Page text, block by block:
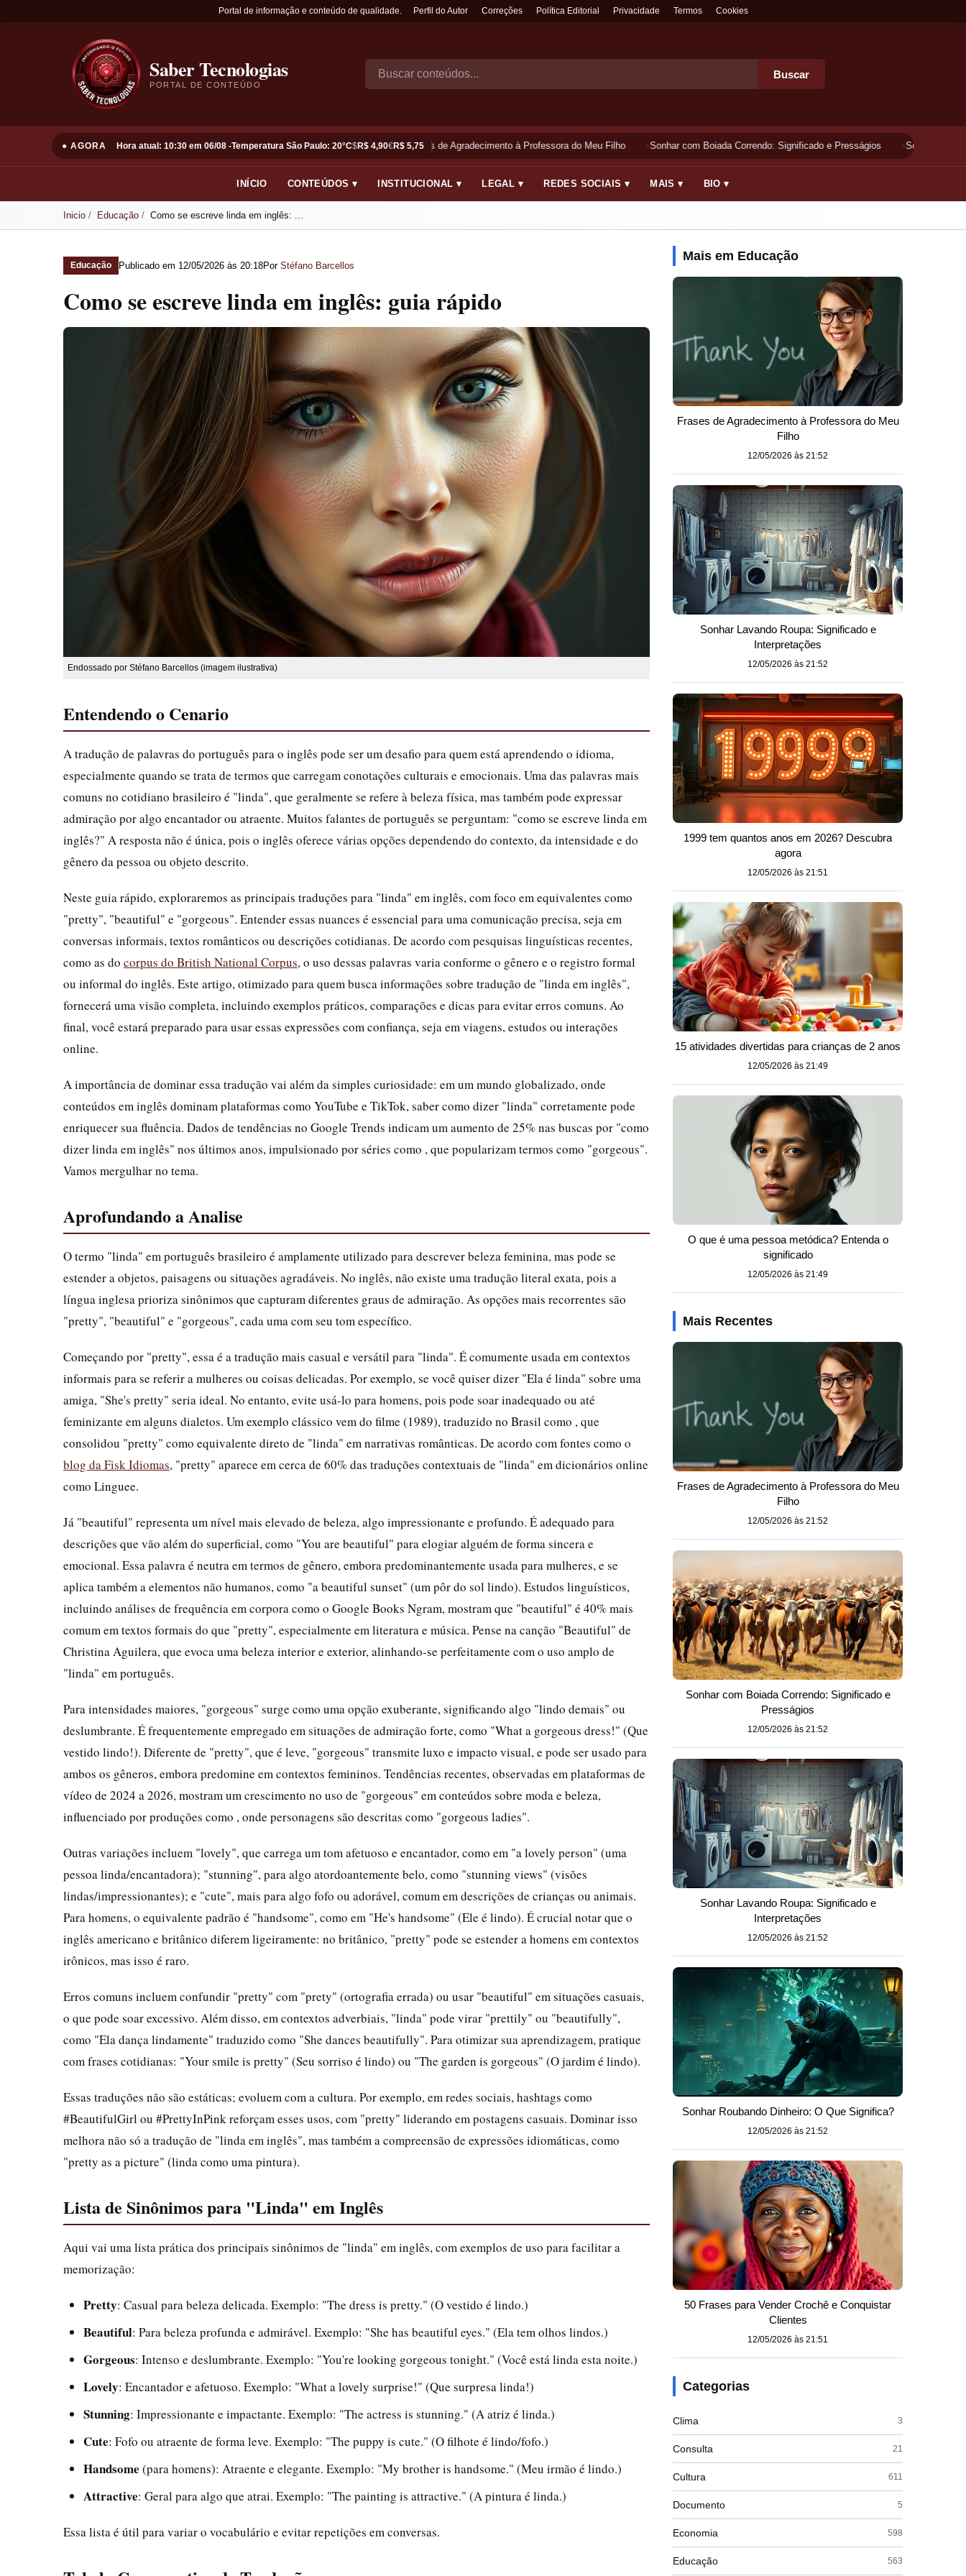
Portal de informação e conteúdo de qualidade. Perfil do Autor Correções Política Editorial Privacidade Termos Cookies
Saber Tecnologias
PORTAL DE CONTEÚDO
Buscar
● AGORA Hora atual: 10:30 em 06/08 -Temperatura São Paulo: 20°C$R$ 4,90€R$ 5,75
Frases de Agradecimento à Professora do Meu Filho Sonhar com Boiada Correndo: Significado e Presságios Sonhar
INÍCIO CONTEÚDOS ▾ INSTITUCIONAL ▾ LEGAL ▾ REDES SOCIAIS ▾ MAIS ▾ BIO ▾
Inicio Educação Como se escreve linda em inglês: ...
Educação Publicado em 12/05/2026 às 20:18Por Stéfano Barcellos
Como se escreve linda em inglês: guia rápido
Endossado por Stéfano Barcellos (imagem ilustrativa)
Entendendo o Cenario
A tradução de palavras do português para o inglês pode ser um desafio para quem está aprendendo o idioma,
especialmente quando se trata de termos que carregam conotações culturais e emocionais. Uma das palavras mais
comuns no cotidiano brasileiro é "linda", que geralmente se refere à beleza física, mas também pode expressar
admiração por algo encantador ou atraente. Muitos falantes de português se perguntam: "como se escreve linda em
inglês?" A resposta não é única, pois o inglês oferece várias opções dependendo do contexto, da intensidade e do
gênero da pessoa ou objeto descrito.
Neste guia rápido, exploraremos as principais traduções para "linda" em inglês, com foco em equivalentes como
"pretty", "beautiful" e "gorgeous". Entender essas nuances é essencial para uma comunicação precisa, seja em
conversas informais, textos românticos ou descrições cotidianas. De acordo com pesquisas linguísticas recentes,
como as do corpus do British National Corpus, o uso dessas palavras varia conforme o gênero e o registro formal
ou informal do inglês. Este artigo, otimizado para quem busca informações sobre tradução de "linda em inglês",
fornecerá uma visão completa, incluindo exemplos práticos, comparações e dicas para evitar erros comuns. Ao
final, você estará preparado para usar essas expressões com confiança, seja em viagens, estudos ou interações
online.
A importância de dominar essa tradução vai além da simples curiosidade: em um mundo globalizado, onde
conteúdos em inglês dominam plataformas como YouTube e TikTok, saber como dizer "linda" corretamente pode
enriquecer sua fluência. Dados de tendências no Google Trends indicam um aumento de 25% nas buscas por "como
dizer linda em inglês" nos últimos anos, impulsionado por séries como , que popularizam termos como "gorgeous".
Vamos mergulhar no tema.
Aprofundando a Analise
O termo "linda" em português brasileiro é amplamente utilizado para descrever beleza feminina, mas pode se
estender a objetos, paisagens ou situações agradáveis. No inglês, não existe uma tradução literal exata, pois a
língua inglesa prioriza sinônimos que capturam diferentes graus de admiração. As opções mais recorrentes são
"pretty", "beautiful" e "gorgeous", cada uma com seu tom específico.
Começando por "pretty", essa é a tradução mais casual e versátil para "linda". É comumente usada em contextos
informais para se referir a mulheres ou coisas delicadas. Por exemplo, se você quiser dizer "Ela é linda" sobre uma
amiga, "She's pretty" seria ideal. No entanto, evite usá-lo para homens, pois pode soar inadequado ou até
feminizante em alguns dialetos. Um exemplo clássico vem do filme (1989), traduzido no Brasil como , que
consolidou "pretty" como equivalente direto de "linda" em narrativas românticas. De acordo com fontes como o
blog da Fisk Idiomas, "pretty" aparece em cerca de 60% das traduções contextuais de "linda" em dicionários online
como Linguee.
Já "beautiful" representa um nível mais elevado de beleza, algo impressionante e profundo. É adequado para
descrições que vão além do superficial, como "You are beautiful" para elogiar alguém de forma sincera e
emocional. Essa palavra é neutra em termos de gênero, embora predominantemente usada para mulheres, e se
aplica também a elementos não humanos, como "a beautiful sunset" (um pôr do sol lindo). Estudos linguísticos,
incluindo análises de frequência em corpora como o Google Books Ngram, mostram que "beautiful" é 40% mais
comum em textos formais do que "pretty", especialmente em literatura e música. Pense na canção "Beautiful" de
Christina Aguilera, que evoca uma beleza interior e exterior, alinhando-se perfeitamente com o uso amplo de
"linda" em português.
Para intensidades maiores, "gorgeous" surge como uma opção exuberante, significando algo "lindo demais" ou
deslumbrante. É frequentemente empregado em situações de admiração forte, como "What a gorgeous dress!" (Que
vestido lindo!). Diferente de "pretty", que é leve, "gorgeous" transmite luxo e impacto visual, e pode ser usado para
ambos os gêneros, embora predomine em contextos femininos. Tendências recentes, observadas em plataformas de
vídeo de 2024 a 2026, mostram um crescimento no uso de "gorgeous" em conteúdos sobre moda e beleza,
influenciado por produções como , onde personagens são descritas como "gorgeous ladies".
Outras variações incluem "lovely", que carrega um tom afetuoso e encantador, como em "a lovely person" (uma
pessoa linda/encantadora); "stunning", para algo atordoantemente belo, como "stunning views" (visões
lindas/impressionantes); e "cute", mais para algo fofo ou adorável, comum em descrições de crianças ou animais.
Para homens, o equivalente padrão é "handsome", como em "He's handsome" (Ele é lindo). É crucial notar que o
inglês americano e britânico diferem ligeiramente: no britânico, "pretty" pode se estender a homens em contextos
irônicos, mas isso é raro.
Erros comuns incluem confundir "pretty" com "prety" (ortografia errada) ou usar "beautiful" em situações casuais,
o que pode soar excessivo. Além disso, em contextos adverbiais, "linda" pode virar "prettily" ou "beautifully",
como "Ela dança lindamente" traduzido como "She dances beautifully". Para otimizar sua aprendizagem, pratique
com frases cotidianas: "Your smile is pretty" (Seu sorriso é lindo) ou "The garden is gorgeous" (O jardim é lindo).
Essas traduções não são estáticas; evoluem com a cultura. Por exemplo, em redes sociais, hashtags como
#BeautifulGirl ou #PrettyInPink reforçam esses usos, com "pretty" liderando em postagens casuais. Dominar isso
melhora não só a tradução de "linda em inglês", mas também a compreensão de expressões idiomáticas, como
"pretty as a picture" (linda como uma pintura).
Lista de Sinônimos para "Linda" em Inglês
Aqui vai uma lista prática dos principais sinônimos de "linda" em inglês, com exemplos de uso para facilitar a
memorização:
Pretty: Casual para beleza delicada. Exemplo: "The dress is pretty." (O vestido é lindo.)
Beautiful: Para beleza profunda e admirável. Exemplo: "She has beautiful eyes." (Ela tem olhos lindos.)
Gorgeous: Intenso e deslumbrante. Exemplo: "You're looking gorgeous tonight." (Você está linda esta noite.)
Lovely: Encantador e afetuoso. Exemplo: "What a lovely surprise!" (Que surpresa linda!)
Stunning: Impressionante e impactante. Exemplo: "The actress is stunning." (A atriz é linda.)
Cute: Fofo ou atraente de forma leve. Exemplo: "The puppy is cute." (O filhote é lindo/fofo.)
Handsome (para homens): Atraente e elegante. Exemplo: "My brother is handsome." (Meu irmão é lindo.)
Attractive: Geral para algo que atrai. Exemplo: "The painting is attractive." (A pintura é linda.)
Essa lista é útil para variar o vocabulário e evitar repetições em conversas.
Mais em Educação
Frases de Agradecimento à Professora do Meu
Filho
12/05/2026 às 21:52
Sonhar Lavando Roupa: Significado e
Interpretações
12/05/2026 às 21:52
1999 tem quantos anos em 2026? Descubra
agora
12/05/2026 às 21:51
15 atividades divertidas para crianças de 2 anos
12/05/2026 às 21:49
O que é uma pessoa metódica? Entenda o
significado
12/05/2026 às 21:49
Mais Recentes
Frases de Agradecimento à Professora do Meu
Filho
12/05/2026 às 21:52
Sonhar com Boiada Correndo: Significado e
Presságios
12/05/2026 às 21:52
Sonhar Lavando Roupa: Significado e
Interpretações
12/05/2026 às 21:52
Sonhar Roubando Dinheiro: O Que Significa?
12/05/2026 às 21:52
50 Frases para Vender Crochê e Conquistar
Clientes
12/05/2026 às 21:51
Categorias
Clima 3
Consulta 21
Cultura 611
Documento 5
Economia 598
Educação 563